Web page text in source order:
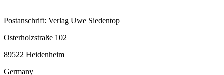
Postanschrift: Verlag Uwe Siedentop
Osterholzstraße 102
89522 Heidenheim
Germany